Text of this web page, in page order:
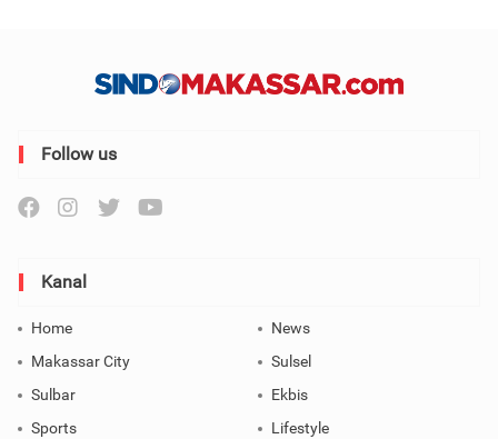
Follow us
Kanal
Home
News
Makassar City
Sulsel
Sulbar
Ekbis
Sports
Lifestyle